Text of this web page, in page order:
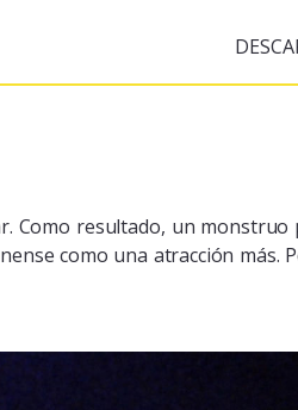
Como resultado, un monstruo
como una atracción más.